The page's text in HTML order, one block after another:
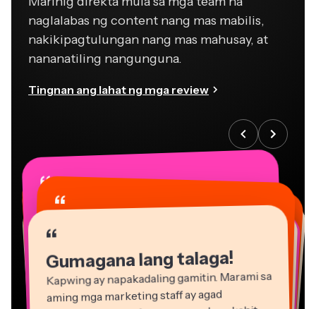
naglalabas ng content nang mas mabilis,
nakikipagtulungan nang mas mahusay, at
nananatiling nangunguna.
“
Gumagana lang talaga!
Kapwing ay napakadaling gamitin. Marami sa
aming mga marketing staff ay agad
nakagamit ng platform nang walang kahit
“
“
“
“
“
“
“ “
“